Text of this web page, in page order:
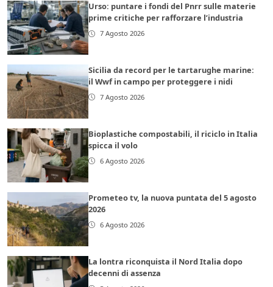
Urso: puntare i fondi del Pnrr sulle materie
prime critiche per rafforzare l’industria
7 Agosto 2026
Sicilia da record per le tartarughe marine:
il Wwf in campo per proteggere i nidi
7 Agosto 2026
Bioplastiche compostabili, il riciclo in Italia
spicca il volo
6 Agosto 2026
Prometeo tv, la nuova puntata del 5 agosto
2026
6 Agosto 2026
La lontra riconquista il Nord Italia dopo
decenni di assenza